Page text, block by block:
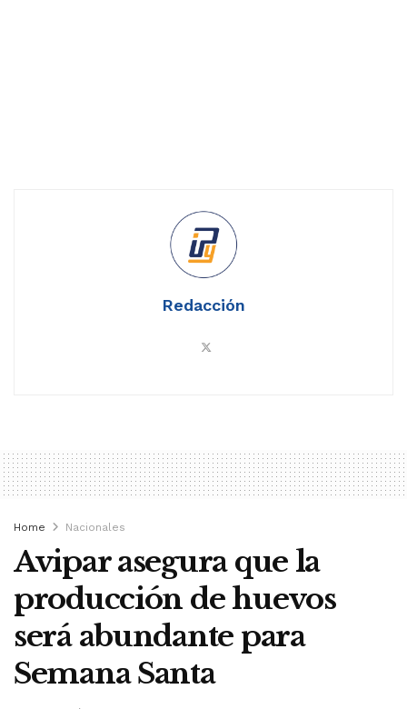
Redacción
Home Nacionales
Avipar asegura que la
producción de huevos
será abundante para
Semana Santa